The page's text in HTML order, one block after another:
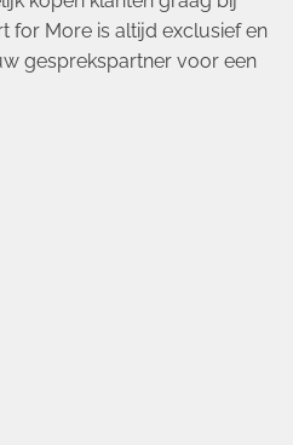
for More is altijd exclusief en
gesprekspartner voor een